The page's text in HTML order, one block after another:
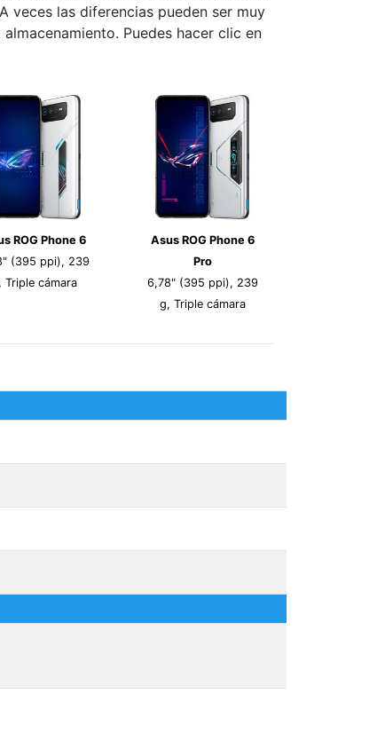
veces las diferencias pueden ser muy
Puedes hacer clic en
ROG Phone 6
(395 ppi), 239
Triple cámara
Asus ROG Phone 6
Pro
6,78" (395 ppi), 239
g, Triple cámara